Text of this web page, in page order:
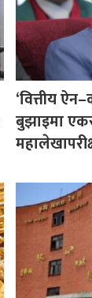
‘वित्तीय
बुझाइमा